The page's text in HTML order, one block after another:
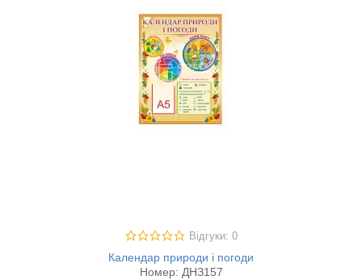
Відгуки: 0
Календар природи і погоди
Номер: ДНЗ157